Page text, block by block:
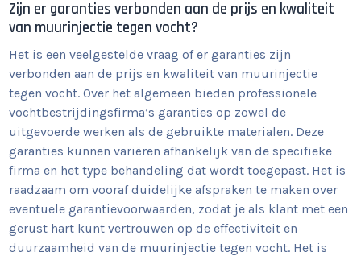
Zijn er garanties verbonden aan de prijs en kwaliteit
van muurinjectie tegen vocht?
Het is een veelgestelde vraag of er garanties zijn
verbonden aan de prijs en kwaliteit van muurinjectie
tegen vocht. Over het algemeen bieden professionele
vochtbestrijdingsfirma’s garanties op zowel de
uitgevoerde werken als de gebruikte materialen. Deze
garanties kunnen variëren afhankelijk van de specifieke
firma en het type behandeling dat wordt toegepast. Het is
raadzaam om vooraf duidelijke afspraken te maken over
eventuele garantievoorwaarden, zodat je als klant met een
gerust hart kunt vertrouwen op de effectiviteit en
duurzaamheid van de muurinjectie tegen vocht. Het is